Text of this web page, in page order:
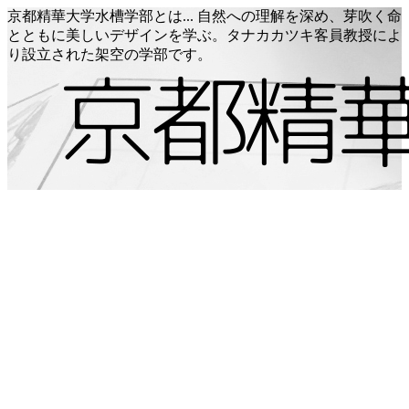
京都精華大学水槽学部とは... 自然への理解を深め、芽吹く命
とともに美しいデザインを学ぶ。タナカカツキ客員教授によ
り設立された架空の学部です。